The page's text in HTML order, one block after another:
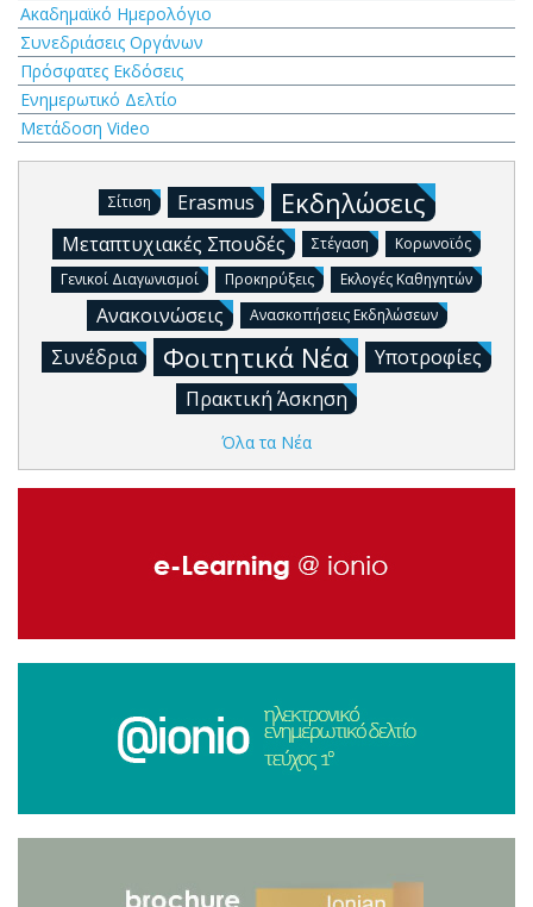
Ακαδημαϊκό Ημερολόγιο
Συνεδριάσεις Οργάνων
Πρόσφατες Εκδόσεις
Ενημερωτικό Δελτίο
Μετάδοση Video
Σίτιση Erasmus Εκδηλώσεις
Μεταπτυχιακές Σπουδές Στέγαση
Κορωνοϊός
Γενικοί Διαγωνισμοί
Προκηρύξεις Εκλογές Καθηγητών
Ανακοινώσεις Ανασκοπήσεις Εκδηλώσεων
Συνέδρια Φοιτητικά Νέα
Υποτροφίες
Πρακτική Άσκηση
Όλα τα Νέα